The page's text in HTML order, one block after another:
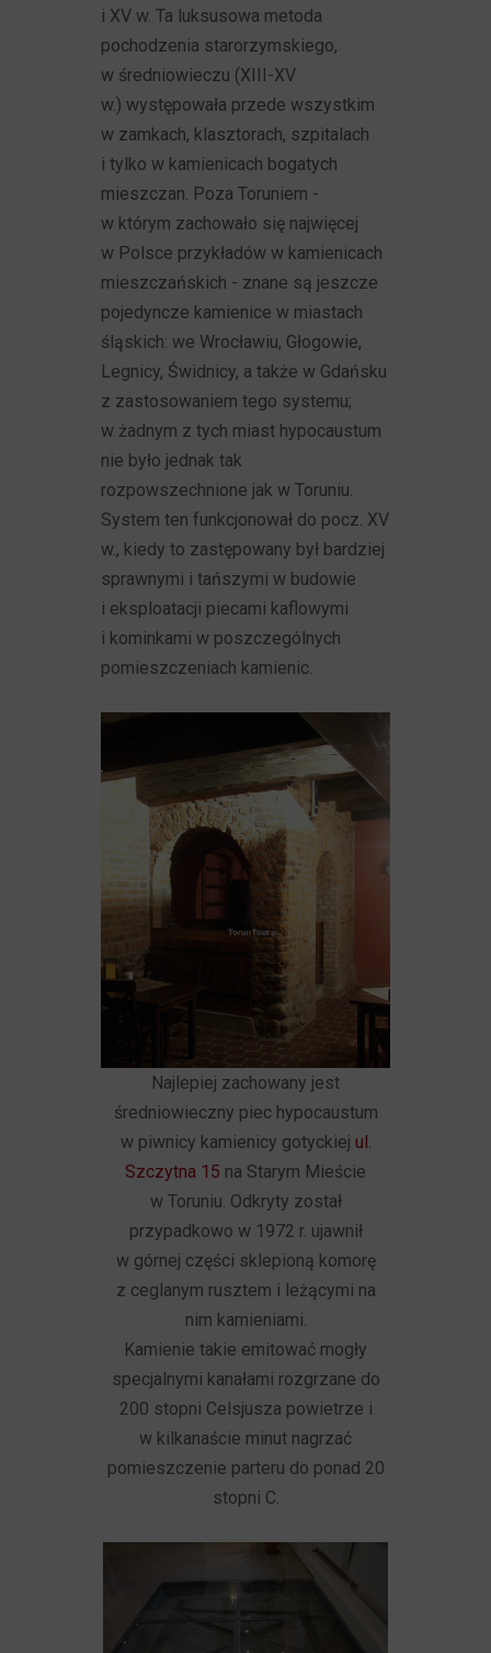
i XV w. Ta luksusowa metoda
pochodzenia starorzymskiego,
w średniowieczu (XIII-XV
w.) występowała przede wszystkim
w zamkach, klasztorach, szpitalach
i tylko w kamienicach bogatych
mieszczan. Poza Toruniem -
w którym zachowało się najwięcej
w Polsce przykładów w kamienicach
mieszczańskich - znane są jeszcze
pojedyncze kamienice w miastach
śląskich: we Wrocławiu, Głogowie,
Legnicy, Świdnicy, a także w Gdańsku
z zastosowaniem tego systemu;
w żadnym z tych miast hypocaustum
nie było jednak tak
rozpowszechnione jak w Toruniu.
System ten funkcjonował do pocz. XV
w., kiedy to zastępowany był bardziej
sprawnymi i tańszymi w budowie
i eksploatacji piecami kaflowymi
i kominkami w poszczególnych
pomieszczeniach kamienic.
Najlepiej zachowany jest
średniowieczny piec hypocaustum
w piwnicy kamienicy gotyckiej ul.
Szczytna 15 na Starym Mieście
w Toruniu. Odkryty został
przypadkowo w 1972 r. ujawnił
w górnej części sklepioną komorę
z ceglanym rusztem i leżącymi na
nim kamieniami.
Kamienie takie emitować mogły
specjalnymi kanałami rozgrzane do
200 stopni Celsjusza powietrze i
w kilkanaście minut nagrzać
pomieszczenie parteru do ponad 20
stopni C.